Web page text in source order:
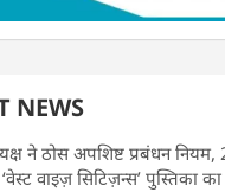
NEWS
ने ठोस अपशिष्ट प्रबंधन नियम,
वाइज़ सिटिज़न्स’ पुस्तिका